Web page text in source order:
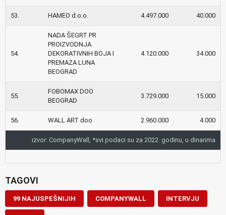
53. HAMEO d.o.o. 4.497.000 40.000
54.
NADA ŠEGRT PR
PROIZVODNJA
DEKORATIVNIH BOJA I
PREMAZA LUNA
BEOGRAD
4.120.000 34.000
55.
FOBOMAX DOO
BEOGRAD
3.729.000 15.000
56. WALL ART doo 2.960.000 4.000
izvor: CompanyWall, *svi podaci su za 2022. godinu, u dinarima
TAGOVI
99 NAJUSPEŠNIJIH COMPANYWALL INTERVJU